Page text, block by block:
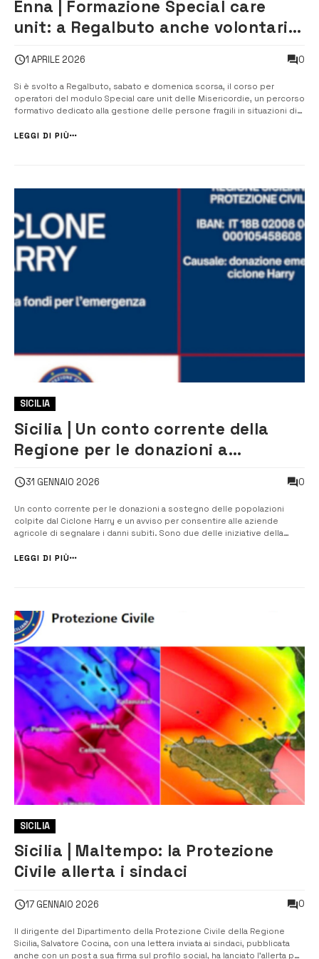
Enna | Formazione Special care
unit: a Regalbuto anche volontari
1 APRILE 2026 0
Si è svolto a Regalbuto, sabato e domenica scorsa, il corso per
operatori del modulo Special care unit delle Misericordie, un percorso
formativo dedicato alla gestione delle persone fragili in situazioni di
Misericordia di Siracusa Odv, impegnati in due giornate intense tra...
LEGGI DI PIÙ
SICILIA
Sicilia | Un conto corrente della
Regione per le donazioni a
dal Ciclone
31 GENNAIO 2026 0
Un conto corrente per le donazioni a sostegno delle popolazioni
colpite dal Ciclone Harry e un avviso per consentire alle aziende
agricole di segnalare i danni subiti. Sono due delle iniziative della
maltempo che ha colpito la scorsa settimana la fascia orientale
LEGGI DI PIÙ
SICILIA
Sicilia | Maltempo: la Protezione
Civile allerta i sindaci
17 GENNAIO 2026 0
Il dirigente del Dipartimento della Protezione Civile della Regione
Sicilia, Salvatore Cocina, con una lettera inviata ai sindaci, pubblicata
anche con un post a sua firma sul profilo social, ha lanciato l’allerta per